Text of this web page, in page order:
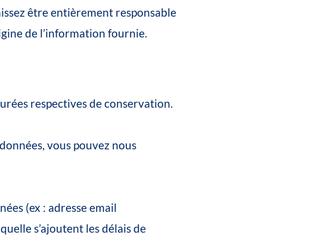
êtreentièrement responsable
de l’information fournie.
respectivesdeconservation
données, vous pouvez nous
(ex : adresseemail
s’ajoutent lesdélaisde